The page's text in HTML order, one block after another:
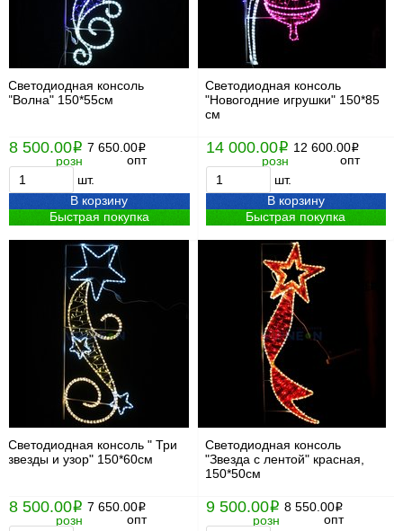
Светодиодная консоль
"Волна" 150*55см
8 500.00i
розн
7 650.00i
опт
шт.
В корзину
Быстрая покупка
Светодиодная консоль
"Новогодние игрушки" 150*85
см
14 000.00i
розн
12 600.00i
опт
шт.
В корзину
Быстрая покупка
Светодиодная консоль " Три
звезды и узор" 150*60см
8 500.00i
розн
7 650.00i
опт
Светодиодная консоль
"Звезда с лентой" красная,
150*50см
9 500.00i
розн
8 550.00i
опт